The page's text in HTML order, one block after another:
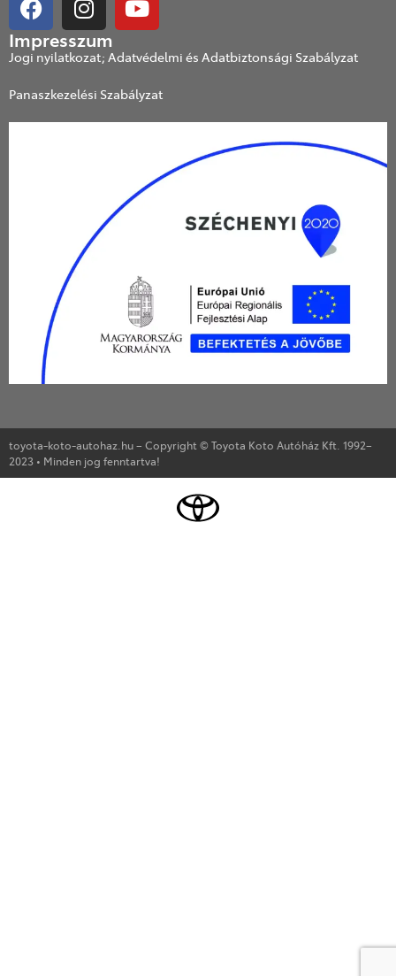
Impresszum
Jogi nyilatkozat; Adatvédelmi és Adatbiztonsági Szabályzat
Panaszkezelési Szabályzat
toyota-koto-autohaz.hu – Copyright © Toyota Koto Autóház Kft. 1992–
2023 • Minden jog fenntartva!